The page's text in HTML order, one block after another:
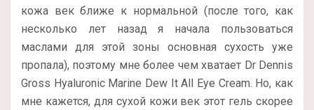
кожа век ближе к нормальной (после того, как
несколько лет назад я начала пользоваться
маслами для этой зоны основная сухость уже
пропала), поэтому мне более чем хватает Dr Dennis
Gross Hyaluronic Marine Dew It All Eye Cream. Но, как
мне кажется, для сухой кожи век этот гель скорее